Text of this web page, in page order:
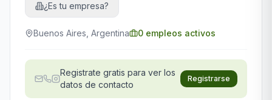
¿Es tu empresa?
Buenos Aires, Argentina 0 empleos activos
Registrate gratis para ver los
datos de contacto
Registrarse